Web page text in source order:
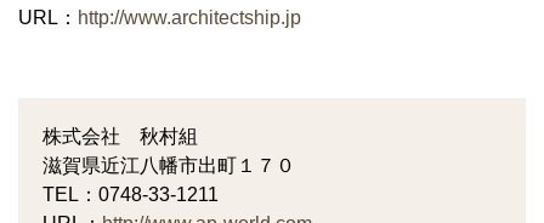
URL： http://www.architectship.jp
株式会社 秋村組
滋賀県近江八幡市出町１７０
TEL：0748-33-1211